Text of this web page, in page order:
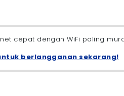
cepat dengan WiFi paling
berlangganan sekarang!